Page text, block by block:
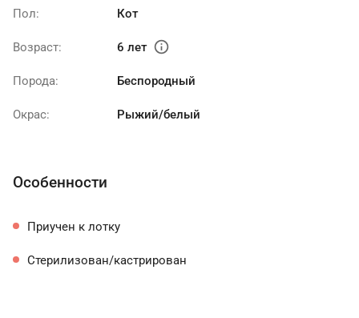
Пол: Кот
Возраст: 6 лет info
Порода: Беспородный
Окрас: Рыжий/белый
Особенности
Приучен к лотку
Стерилизован/кастрирован